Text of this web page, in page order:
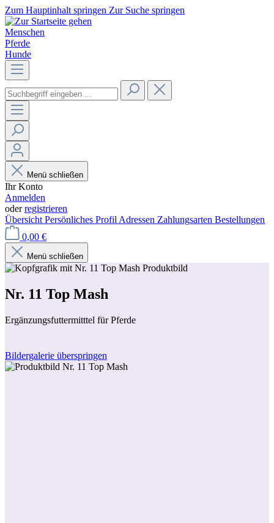
Zum Hauptinhalt springen Zur Suche springen
Menschen
Pferde
Hunde
Menü schließen
Ihr Konto
Anmelden
oderregistrieren
Übersicht Persönliches Profil Adressen Zahlungsarten Bestellungen
0,00 €
Menü schließen
Nr. 11 Top Mash
Ergänzungsfuttermitttel für Pferde
Bildergalerie überspringen